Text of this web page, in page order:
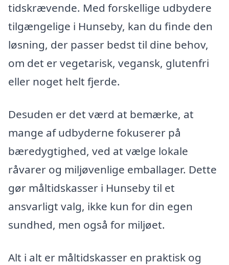
tidskrævende. Med forskellige udbydere
tilgængelige i Hunseby, kan du finde den
løsning, der passer bedst til dine behov,
om det er vegetarisk, vegansk, glutenfri
eller noget helt fjerde.
Desuden er det værd at bemærke, at
mange af udbyderne fokuserer på
bæredygtighed, ved at vælge lokale
råvarer og miljøvenlige emballager. Dette
gør måltidskasser i Hunseby til et
ansvarligt valg, ikke kun for din egen
sundhed, men også for miljøet.
Alt i alt er måltidskasser en praktisk og